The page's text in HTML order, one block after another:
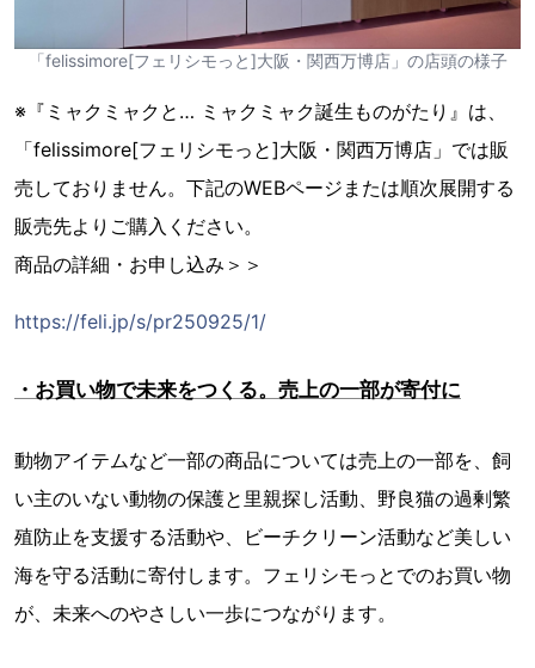
「felissimore[フェリシモっと]大阪・関西万博店」の店頭の様子
※『ミャクミャクと… ミャクミャク誕生ものがたり』は、
「felissimore[フェリシモっと]大阪・関西万博店」では販
売しておりません。下記のWEBページまたは順次展開する
販売先よりご購入ください。
商品の詳細・お申し込み＞＞
https://feli.jp/s/pr250925/1/
・お買い物で未来をつくる。売上の一部が寄付に
動物アイテムなど一部の商品については売上の一部を、飼
い主のいない動物の保護と里親探し活動、野良猫の過剰繁
殖防止を支援する活動や、ビーチクリーン活動など美しい
海を守る活動に寄付します。フェリシモっとでのお買い物
が、未来へのやさしい一歩につながります。